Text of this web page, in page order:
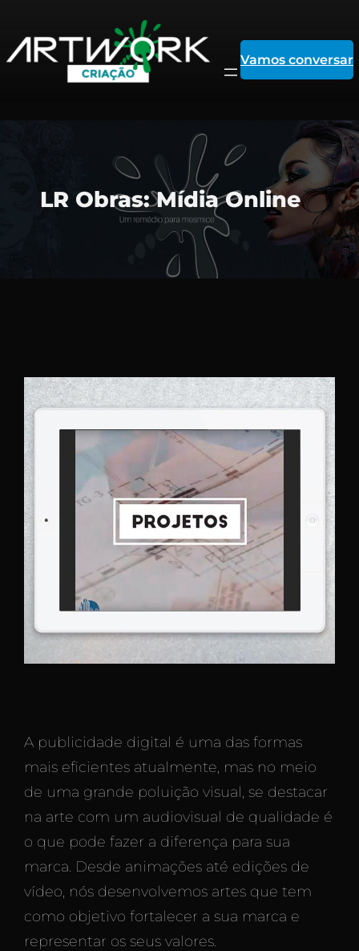
para
Vamos conversar
LR Obras: Mídia Online
A publicidade digital é uma das formas
mais eficientes atualmente, mas no meio
de uma grande poluição visual, se destacar
na arte com um audiovisual de qualidade é
o que pode fazer a diferença para sua
marca. Desde animações até edições de
vídeo, nós desenvolvemos artes que tem
como objetivo fortalecer a sua marca e
representar os seus valores.